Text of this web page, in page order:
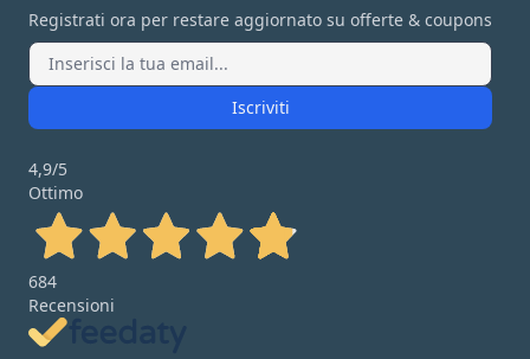
Registrati ora per restare aggiornato su offerte & coupons
Iscriviti
4,9/5
Ottimo
684
Recensioni